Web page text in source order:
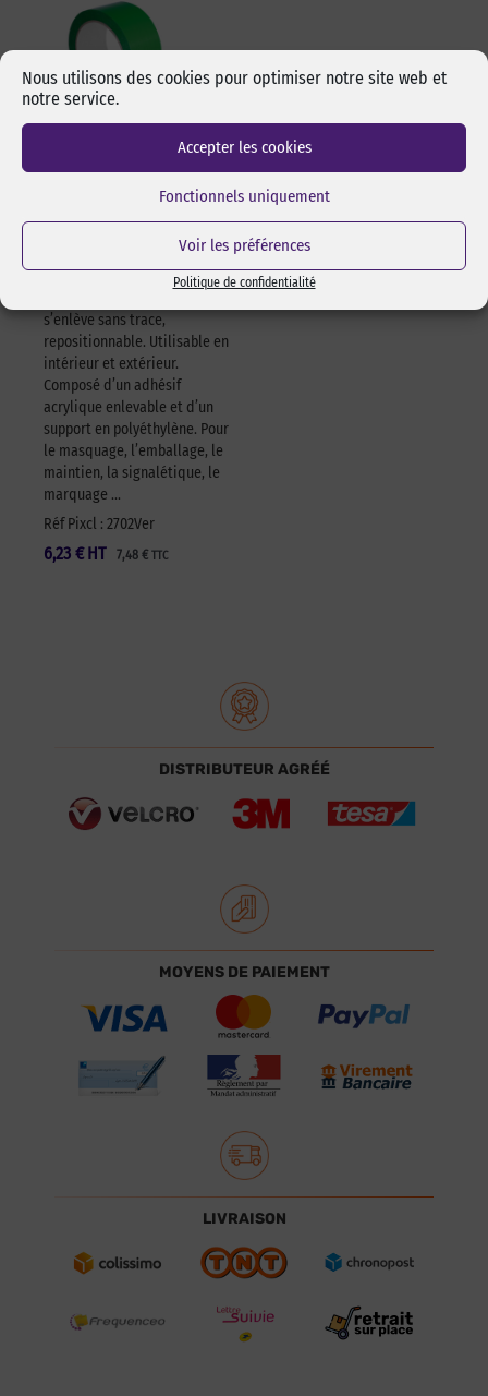
Nous utilisons des cookies pour optimiser notre site web et
notre service.
Accepter les cookies
Fonctionnels uniquement
Voir les préférences
Politique de confidentialité
vert 622 – 50mm x
25m – à l’unité
Adhésif vert simple face
polyvalent, très puissant, se
s’enlève sans trace,
repositionnable. Utilisable en
intérieur et extérieur.
Composé d’un adhésif
acrylique enlevable et d’un
support en polyéthylène. Pour
le masquage, l’emballage, le
maintien, la signalétique, le
marquage …
Réf Pixcl : 2702Ver
6,23 € 7,48 € TTC
HT
DISTRIBUTEUR AGRÉÉ
MOYENS DE PAIEMENT
LIVRAISON